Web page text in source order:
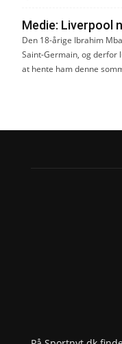
Medie: Liverpool
Den 18-årige Ibrahim
Saint-Germain, og derfor
at hente ham denne